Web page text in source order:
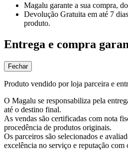
Magalu garante a sua compra,
Devolução Gratuita em até 7
produto.
Entrega e compra
Fechar
Produto vendido por loja parceira e
O Magalu se responsabiliza pela
até o destino final.
As vendas são certificadas com nota
procedência de produtos originais.
Os parceiros são selecionados e
excelência no serviço e reputação com